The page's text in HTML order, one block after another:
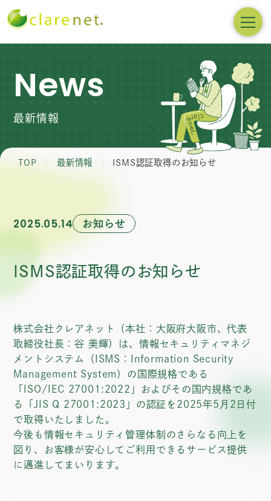
News
最新情報
TOP 最新情報 ISMS認証取得のお知らせ
2025.05.14 お知らせ
ISMS認証取得のお知らせ
株式会社クレアネット（本社：大阪府大阪市、代表
取締役社長：谷 美輝）は、情報セキュリティマネジ
メントシステム（ISMS：Information Security
Management System）の国際規格である
「ISO/IEC 27001:2022」およびその国内規格であ
る「JIS Q 27001:2023」の認証を2025年5月2日付
で取得いたしました。
今後も情報セキュリティ管理体制のさらなる向上を
図り、お客様が安心してご利用できるサービス提供
に邁進してまいります。